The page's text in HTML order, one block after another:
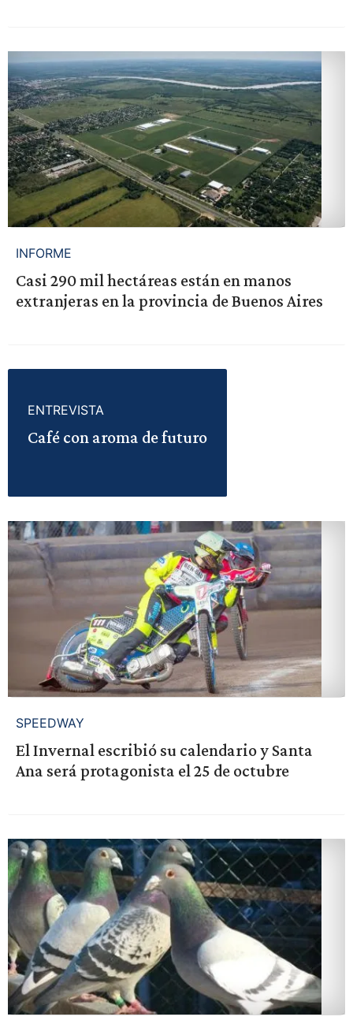
INFORME
Casi 290 mil hectáreas están en manos
extranjeras en la provincia de Buenos Aires
ENTREVISTA
Café con aroma de futuro
SPEEDWAY
El Invernal escribió su calendario y Santa
Ana será protagonista el 25 de octubre